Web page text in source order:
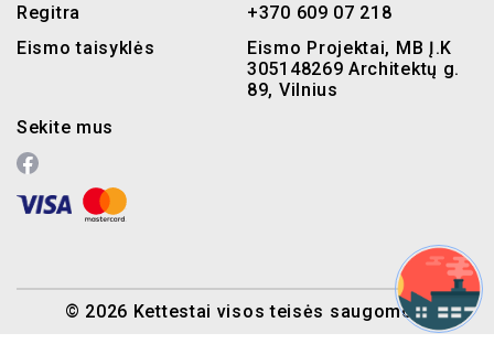
Regitra
Eismo taisyklės
Sekite mus
+370 609 07 218
Eismo Projektai, MB Į.K
305148269 Architektų g.
89, Vilnius
© 2026 Kettestai visos teisės saugomos.